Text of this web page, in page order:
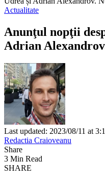
Actualitate
Anunţul nopţii
Adrian
Last updated: 2023/08/11 at
Redactia Craioveanu
Share
3 Min Read
SHARE